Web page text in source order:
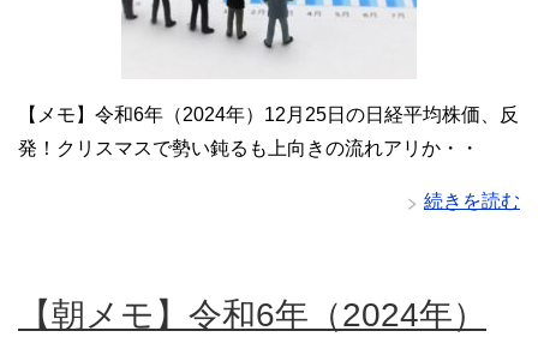
【メモ】令和6年（2024年）12月25日の日経平均株価、反
発！クリスマスで勢い鈍るも上向きの流れアリか・・
続きを読む
【朝メモ】令和6年（2024年）